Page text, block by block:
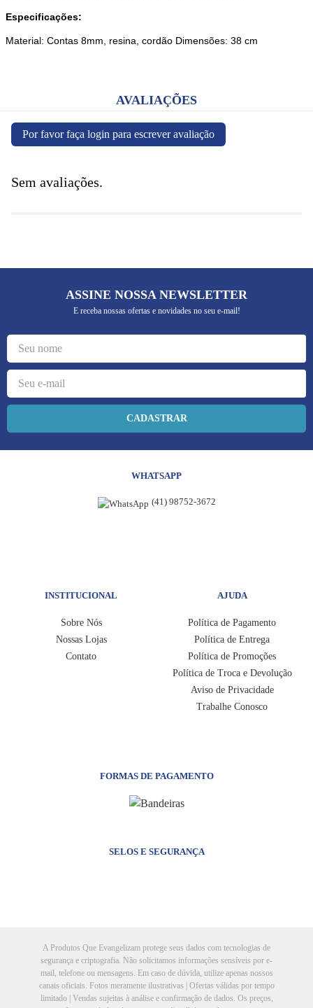
Especificações:
Material: Contas 8mm, resina, cordão Dimensões: 38 cm
AVALIAÇÕES
Por favor faça login para escrever avaliação
Sem avaliações.
ASSINE NOSSA NEWSLETTER
E receba nossas ofertas e novidades no seu e-mail!
CADASTRAR
WHATSAPP
(41) 98752-3672
INSTITUCIONAL
Sobre Nós
Nossas Lojas
Contato
AJUDA
Política de Pagamento
Política de Entrega
Política de Promoções
Política de Troca e Devolução
Aviso de Privacidade
Trabalhe Conosco
FORMAS DE PAGAMENTO
SELOS E SEGURANÇA
A Produtos Que Evangelizam protege seus dados com tecnologias de
segurança e criptografia. Não solicitamos informações sensíveis por e-
mail, telefone ou mensagens. Em caso de dúvida, utilize apenas nossos
canais oficiais. Fotos meramente ilustrativas | Ofertas válidas por tempo
limitado | Vendas sujeitas à análise e confirmação de dados. Os preços,